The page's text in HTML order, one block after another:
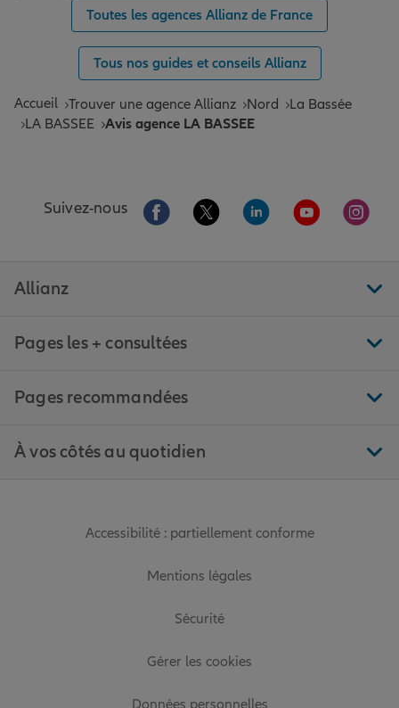
Toutes les agences Allianz de France
Tous nos guides et conseils Allianz
Accueil Trouver une agence Allianz Nord
La Bassée
LA BASSEE
Avis agence LA BASSEE
Suivez-nous Aller sur la page Facebook de Allianz
Aller sur la page Twitter de
Aller sur la page
Aller sur la
Aller
Allianz
Pages les + consultées
Pages recommandées
À vos côtés au quotidien
Accessibilité : partiellement conforme
Mentions légales
Sécurité
Gérer les cookies